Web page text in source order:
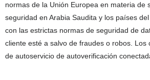
normas de la Unión Europea en materia de
seguridad en Arabia Saudita y los países
con las estrictas normas de seguridad de
cliente esté a salvo de fraudes o robos.
de autoservicio de autoverificación